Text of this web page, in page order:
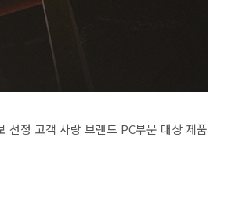
선정 고객 사랑 브랜드 PC부문 대상 제품